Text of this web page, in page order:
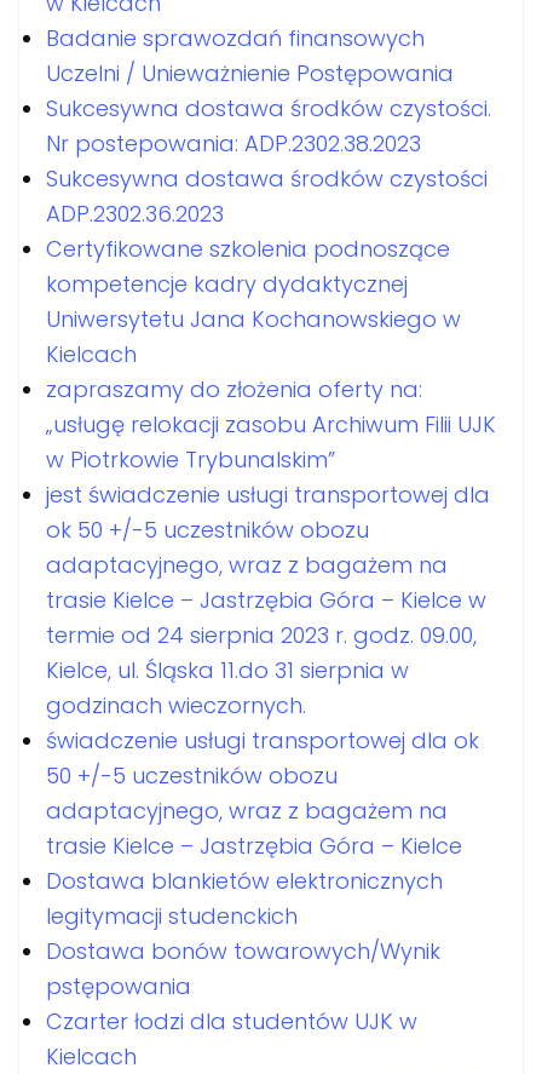
Badanie sprawozdań finansowych
Uczelni / Unieważnienie Postępowania
Sukcesywna dostawa środków czystości.
Nr postepowania: ADP.2302.38.2023
Sukcesywna dostawa środków czystości
ADP.2302.36.2023
Certyfikowane szkolenia podnoszące
kompetencje kadry dydaktycznej
Uniwersytetu Jana Kochanowskiego w
Kielcach
zapraszamy do złożenia oferty na:
„usługę relokacji zasobu Archiwum Filii UJK
w Piotrkowie Trybunalskim”
jest świadczenie usługi transportowej dla
ok 50 +/-5 uczestników obozu
adaptacyjnego, wraz z bagażem na
trasie Kielce – Jastrzębia Góra – Kielce w
termie od 24 sierpnia 2023 r. godz. 09.00,
Kielce, ul. Śląska 11.do 31 sierpnia w
godzinach wieczornych.
świadczenie usługi transportowej dla ok
50 +/-5 uczestników obozu
adaptacyjnego, wraz z bagażem na
trasie Kielce – Jastrzębia Góra – Kielce
Dostawa blankietów elektronicznych
legitymacji studenckich
Dostawa bonów towarowych/Wynik
pstępowania
Czarter łodzi dla studentów UJK w
Kielcach